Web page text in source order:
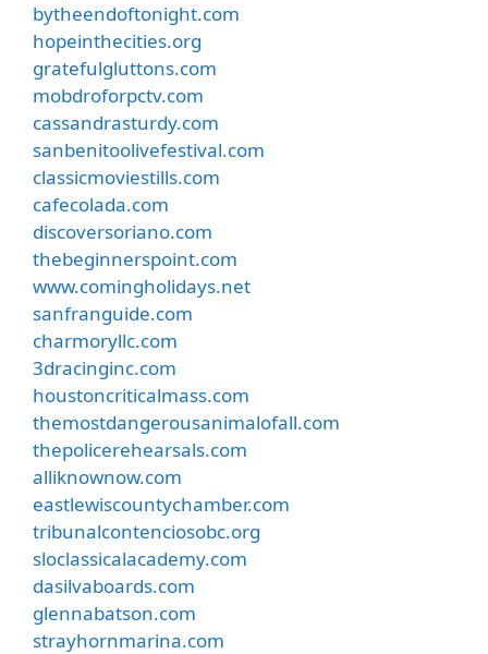
bytheendoftonight.com
hopeinthecities.org
gratefulgluttons.com
mobdroforpctv.com
cassandrasturdy.com
sanbenitoolivefestival.com
classicmoviestills.com
cafecolada.com
discoversoriano.com
thebeginnerspoint.com
www.comingholidays.net
sanfranguide.com
charmoryllc.com
3dracinginc.com
houstoncriticalmass.com
themostdangerousanimalofall.com
thepolicerehearsals.com
alliknownow.com
eastlewiscountychamber.com
tribunalcontenciosobc.org
sloclassicalacademy.com
dasilvaboards.com
glennabatson.com
strayhornmarina.com